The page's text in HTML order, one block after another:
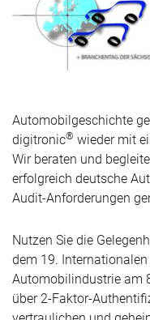
Automobilgeschichte
digitronic® wieder mit
Wir beraten und
erfolgreich deutsche
Audit-Anforderungen
Nutzen Sie die
dem 19.
Automobilindustrie am
über 2-Faktor-